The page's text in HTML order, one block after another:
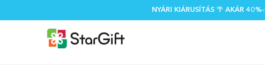
NYÁRI KIÁRUSÍTÁS 🌴 AKÁR